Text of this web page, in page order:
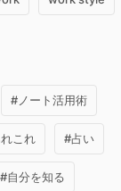
#ノート活用術
これ #占い
#自分を知る